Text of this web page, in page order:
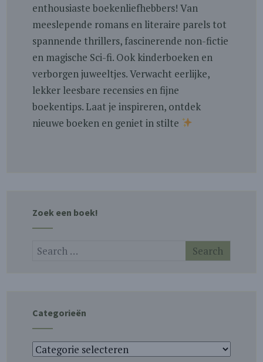
enthousiaste boekenliefhebbers! Van
meeslepende romans en literaire parels tot
spannende thrillers, fascinerende non-fictie
en magische Sci-fi. Ook kinderboeken en
verborgen juweeltjes. Verwacht eerlijke,
lekker leesbare recensies en fijne
boekentips. Laat je inspireren, ontdek
nieuwe boeken en geniet in stilte
Zoek een boek!
Categorieën
Categorieën